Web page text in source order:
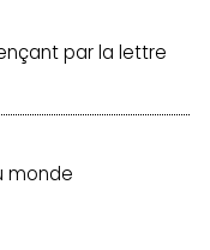
par la lettre
monde